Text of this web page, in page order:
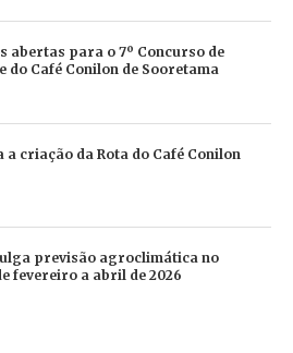
abertas para o 7º Concurso de
do Café Conilon de Sooretama
a criação da Rota do Café Conilon
previsão agroclimática no
fevereiro a abril de 2026